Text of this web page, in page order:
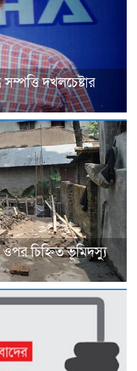
দখলচেষ্টার
ওপর চিহ্নিত ভূমিদস্যু